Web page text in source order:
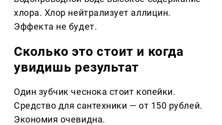
хлора. Хлор нейтрализует аллицин.
Эффекта не будет.
Сколько это стоит и когда
увидишь результат
Один зубчик чеснока стоит копейки.
Средство для сантехники — от 150 рублей.
Экономия очевидна.